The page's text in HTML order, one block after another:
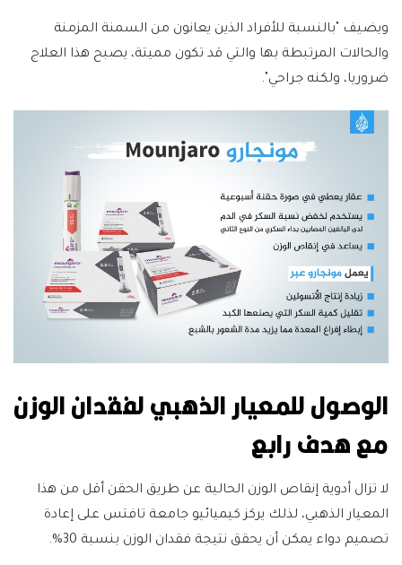
ويضيف "بالنسبة للأفراد الذين يعانون من السمنة المزمنة
والحالات المرتبطة بها والتي قد تكون مميتة، يصبح هذا العلاج
ضروريا، ولكنه جراحي".
الوصول للمعيار الذهبي لفقدان الوزن
مع هدف رابع
لا تزال أدوية إنقاص الوزن الحالية عن طريق الحقن أقل من هذا
المعيار الذهبي، لذلك يركز كيميائيو جامعة تافتس على إعادة
تصميم دواء يمكن أن يحقق نتيجة فقدان الوزن بنسبة 30%.